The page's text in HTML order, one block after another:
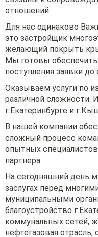
отношений.
Для нас одинаково
это застройщик
желающий покрыть
Мы готовы
поступления заявки до
Оказываем услуги по
различной сложности.
г.Екатеринбурге и
В нашей компании
сложный процесс
опытных
партнера.
На сегодняшний день
заслугах перед
муниципальными
благоустройство
коммунальных сетей,
нефтегазовая